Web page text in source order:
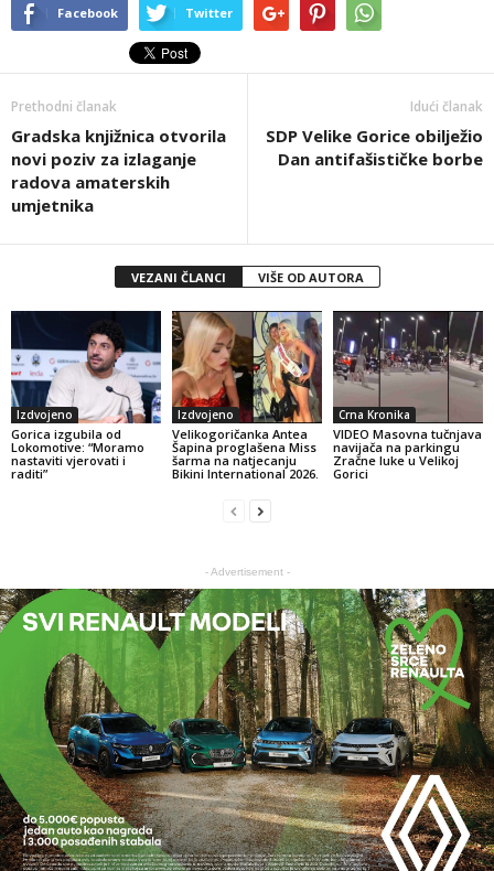
Facebook Twitter
Prethodni članak
Gradska knjižnica otvorila
novi poziv za izlaganje
radova amaterskih
umjetnika
Idući članak
SDP Velike Gorice obilježio
Dan antifašističke borbe
VEZANI ČLANCI VIŠE OD AUTORA
Izdvojeno
Gorica izgubila od
Lokomotive: “Moramo
nastaviti vjerovati i
raditi”
Izdvojeno
Velikogoričanka Antea
Šapina proglašena Miss
šarma na natjecanju
Bikini International 2026.
Crna Kronika
VIDEO Masovna tučnjava
navijača na parkingu
Zračne luke u Velikoj
Gorici
- Advertisement -